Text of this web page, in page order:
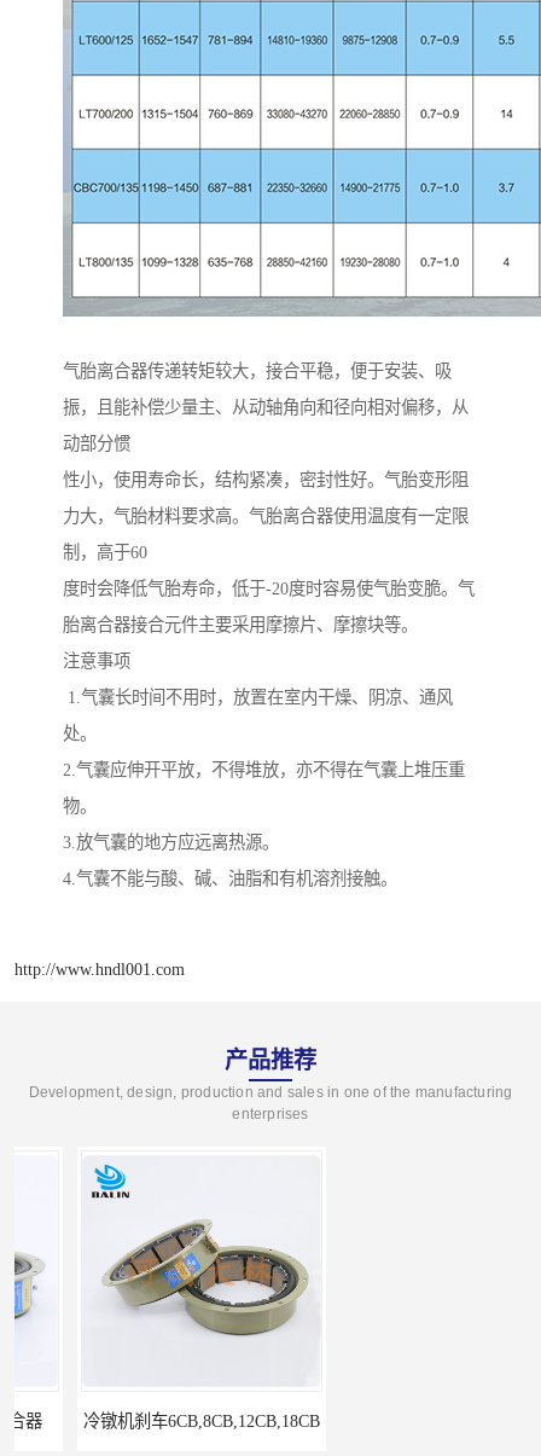
气胎离合器传递转矩较大，接合平稳，便于安装、吸
振，且能补偿少量主、从动轴角向和径向相对偏移，从
动部分惯
性小，使用寿命长，结构紧凑，密封性好。气胎变形阻
力大，气胎材料要求高。气胎离合器使用温度有一定限
制，高于60
度时会降低气胎寿命，低于-20度时容易使气胎变脆。气
胎离合器接合元件主要采用摩擦片、摩擦块等。
注意事项
1.气囊长时间不用时，放置在室内干燥、阴凉、通风
处。
2.气囊应伸开平放，不得堆放，亦不得在气囊上堆压重
物。
3.放气囊的地方应远离热源。
4.气囊不能与酸、碱、油脂和有机溶剂接触。
http://www.hndl001.com
产品推荐
Development, design, production and sales in one of the manufacturing
enterprises
冷镦机刹车6CB,8CB,12CB,18CB Airflex同等6CB200离合器